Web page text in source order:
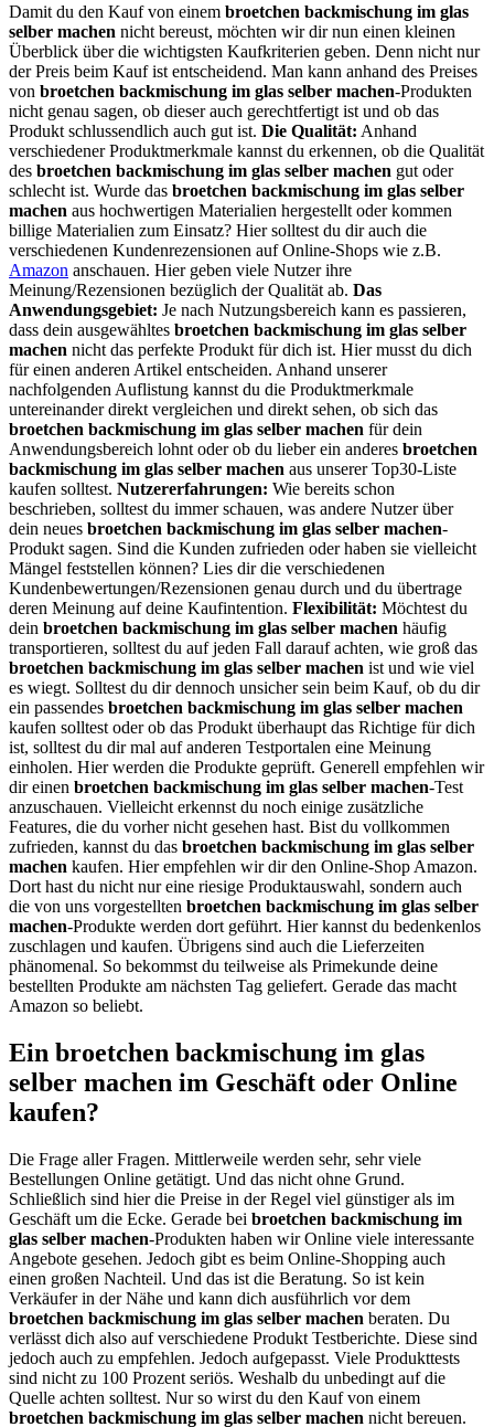
Damit du den Kauf von einem broetchen backmischung im glas
selber machen nicht bereust, möchten wir dir nun einen kleinen
Überblick über die wichtigsten Kaufkriterien geben. Denn nicht nur
der Preis beim Kauf ist entscheidend. Man kann anhand des Preises
von broetchen backmischung im glas selber machen-Produkten
nicht genau sagen, ob dieser auch gerechtfertigt ist und ob das
Produkt schlussendlich auch gut ist. Die Qualität: Anhand
verschiedener Produktmerkmale kannst du erkennen, ob die Qualität
des broetchen backmischung im glas selber machen gut oder
schlecht ist. Wurde das broetchen backmischung im glas selber
machen aus hochwertigen Materialien hergestellt oder kommen
billige Materialien zum Einsatz? Hier solltest du dir auch die
verschiedenen Kundenrezensionen auf Online-Shops wie z.B.
Amazon anschauen. Hier geben viele Nutzer ihre
Meinung/Rezensionen bezüglich der Qualität ab. Das
Anwendungsgebiet: Je nach Nutzungsbereich kann es passieren,
dass dein ausgewähltes broetchen backmischung im glas selber
machen nicht das perfekte Produkt für dich ist. Hier musst du dich
für einen anderen Artikel entscheiden. Anhand unserer
nachfolgenden Auflistung kannst du die Produktmerkmale
untereinander direkt vergleichen und direkt sehen, ob sich das
broetchen backmischung im glas selber machen für dein
Anwendungsbereich lohnt oder ob du lieber ein anderes broetchen
backmischung im glas selber machen aus unserer Top30-Liste
kaufen solltest. Nutzererfahrungen: Wie bereits schon
beschrieben, solltest du immer schauen, was andere Nutzer über
dein neues broetchen backmischung im glas selber machen-
Produkt sagen. Sind die Kunden zufrieden oder haben sie vielleicht
Mängel feststellen können? Lies dir die verschiedenen
Kundenbewertungen/Rezensionen genau durch und du übertrage
deren Meinung auf deine Kaufintention. Flexibilität: Möchtest du
dein broetchen backmischung im glas selber machen häufig
transportieren, solltest du auf jeden Fall darauf achten, wie groß das
broetchen backmischung im glas selber machen ist und wie viel
es wiegt. Solltest du dir dennoch unsicher sein beim Kauf, ob du dir
ein passendes broetchen backmischung im glas selber machen
kaufen solltest oder ob das Produkt überhaupt das Richtige für dich
ist, solltest du dir mal auf anderen Testportalen eine Meinung
einholen. Hier werden die Produkte geprüft. Generell empfehlen wir
dir einen broetchen backmischung im glas selber machen-Test
anzuschauen. Vielleicht erkennst du noch einige zusätzliche
Features, die du vorher nicht gesehen hast. Bist du vollkommen
zufrieden, kannst du das broetchen backmischung im glas selber
machen kaufen. Hier empfehlen wir dir den Online-Shop Amazon.
Dort hast du nicht nur eine riesige Produktauswahl, sondern auch
die von uns vorgestellten broetchen backmischung im glas selber
machen-Produkte werden dort geführt. Hier kannst du bedenkenlos
zuschlagen und kaufen. Übrigens sind auch die Lieferzeiten
phänomenal. So bekommst du teilweise als Primekunde deine
bestellten Produkte am nächsten Tag geliefert. Gerade das macht
Amazon so beliebt.
Ein broetchen backmischung im glas
selber machen im Geschäft oder Online
kaufen?
Die Frage aller Fragen. Mittlerweile werden sehr, sehr viele
Bestellungen Online getätigt. Und das nicht ohne Grund.
Schließlich sind hier die Preise in der Regel viel günstiger als im
Geschäft um die Ecke. Gerade bei broetchen backmischung im
glas selber machen-Produkten haben wir Online viele interessante
Angebote gesehen. Jedoch gibt es beim Online-Shopping auch
einen großen Nachteil. Und das ist die Beratung. So ist kein
Verkäufer in der Nähe und kann dich ausführlich vor dem
broetchen backmischung im glas selber machen beraten. Du
verlässt dich also auf verschiedene Produkt Testberichte. Diese sind
jedoch auch zu empfehlen. Jedoch aufgepasst. Viele Produkttests
sind nicht zu 100 Prozent seriös. Weshalb du unbedingt auf die
Quelle achten solltest. Nur so wirst du den Kauf von einem
broetchen backmischung im glas selber machen nicht bereuen.